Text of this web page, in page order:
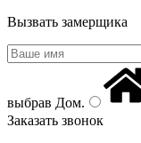
Вызвать замерщика
выбрав Дом.
Заказать звонок